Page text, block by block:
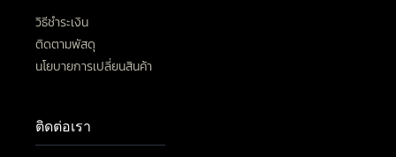
วิธีชำระเงิน
ติดตามพัสดุ
นโยบายการเปลี่ยนสินค้า
ติดต่อเรา